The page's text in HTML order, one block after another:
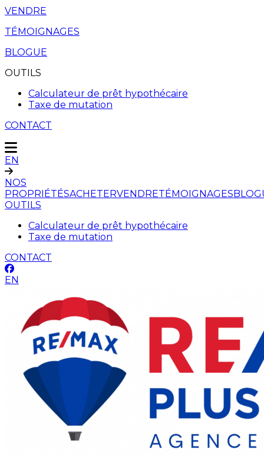
VENDRE
TÉMOIGNAGES
BLOGUE
OUTILS
Calculateur de prêt hypothécaire
Taxe de mutation
CONTACT
EN
NOS
PROPRIÉTÉSACHETERVENDRETÉMOIGNAGES
OUTILS
Calculateur de prêt hypothécaire
Taxe de mutation
CONTACT
EN